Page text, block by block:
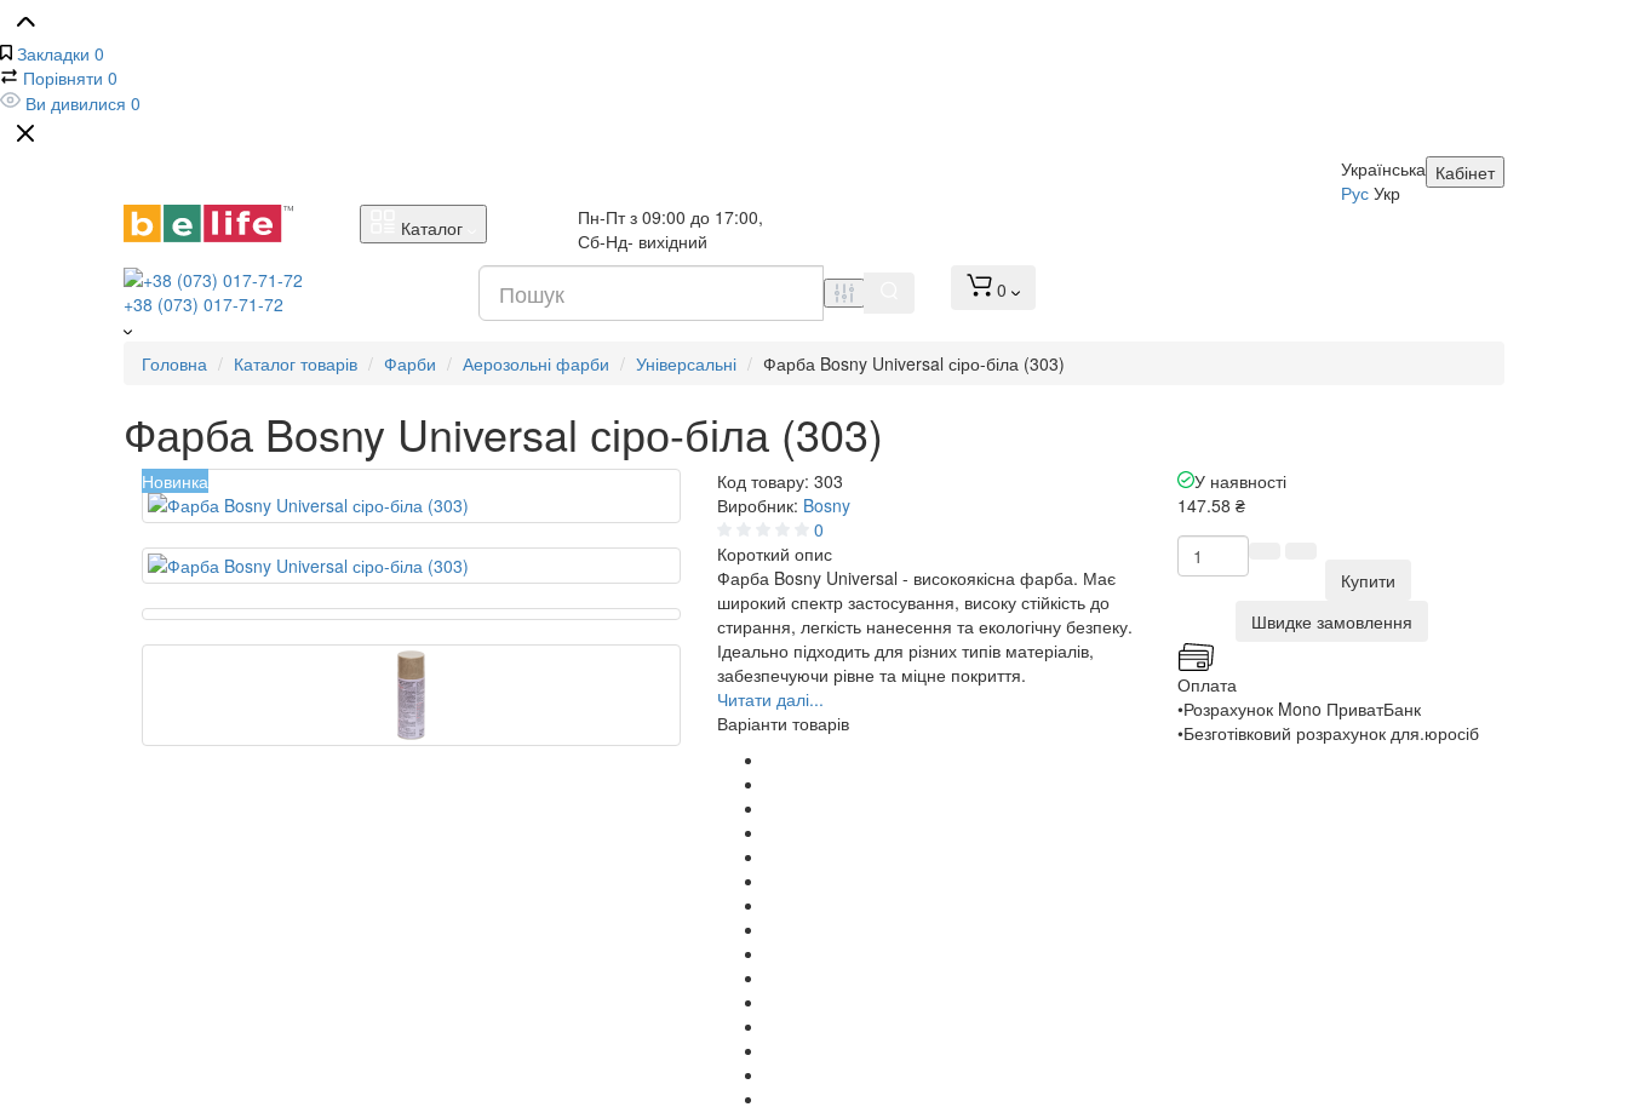
Закладки 0
Порівняти 0
Ви дивилися 0
Кабінет
Українська
Рус Укр
Каталог
Пн-Пт з 09:00 до 17:00,
Сб-Нд- вихідний
+38 (073) 017-71-72
0
Головна Каталог товарів Фарби Аерозольні фарби Універсальні Фарба Bosny Universal сіро-біла (303)
Фарба Bosny Universal сіро-біла (303)
Новинка Код товару: 303
Виробник: Bosny
0
Короткий опис
Фарба Bosny Universal - високоякісна фарба. Має
широкий спектр застосування, високу стійкість до
стирання, легкість нанесення та екологічну безпеку.
Ідеально підходить для різних типів матеріалів,
забезпечуючи рівне та міцне покриття.
Читати далі...
Варіанти товарів
У наявності
147.58 ₴
Купити
Швидке замовлення
Оплата
•Розрахунок Mono ПриватБанк
•Безготівковий розрахунок для.юросіб